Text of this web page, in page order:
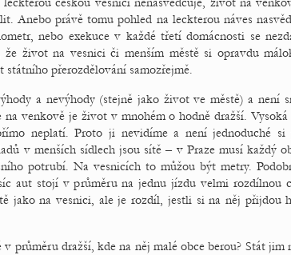
Anebo právě tomu pohled na leckterou náves
nebo exekuce v každé třetí domácnosti se
že život na vesnici či menším městě si opravdu
přerozdělování samozřejmě.
a nevýhody (stejně jako život ve městě) a není
venkově je život v mnohém o hodně dražší. Vysoká
neplatí. Proto ji nevidíme a není jednoduché
v menších sídlech jsou sítě – v Praze musí každý
potrubí. Na vesnicích to můžou být metry.
aut stojí v průměru na jednu jízdu velmi rozdílnou
jako na vesnici, ale je rozdíl, jestli si na něj přijdou
průměru dražší, kde na něj malé obce berou? Stát